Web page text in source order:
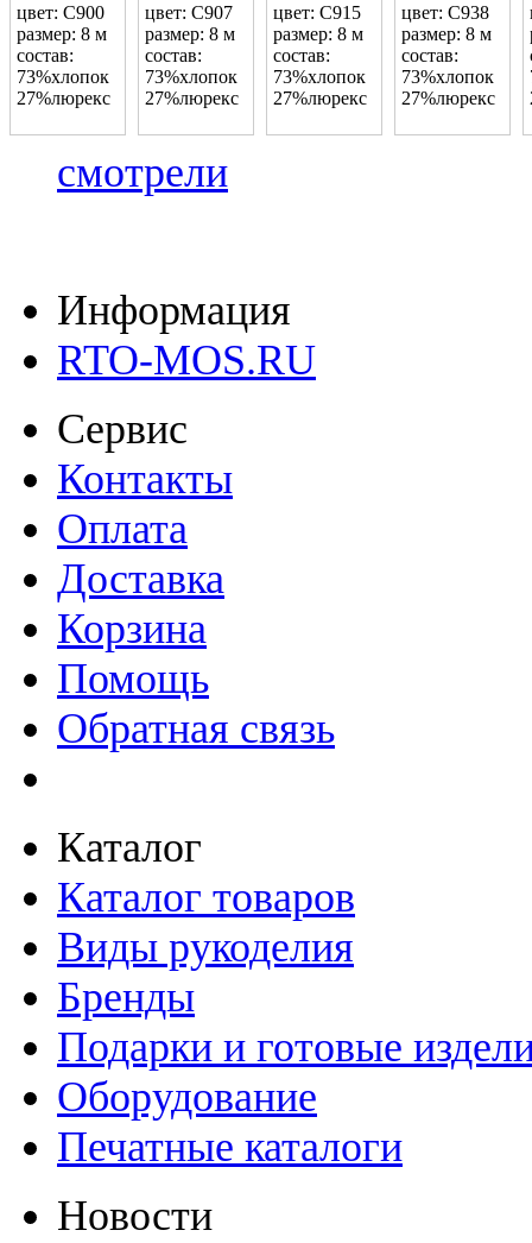
цвет: C900
размер: 8 м
состав:
73%хлопок
27%люрекс
цвет: C907
размер: 8 м
состав:
73%хлопок
27%люрекс
цвет: C915
размер: 8 м
состав:
73%хлопок
27%люрекс
цвет: C938
размер: 8 м
состав:
73%хлопок
27%люрекс
смотрели
Информация
RTO-MOS.RU
Сервис
Контакты
Оплата
Доставка
Корзина
Помощь
Обратная связь
Каталог
Каталог товаров
Виды рукоделия
Бренды
Подарки и готовые
Оборудование
Печатные каталоги
Новости